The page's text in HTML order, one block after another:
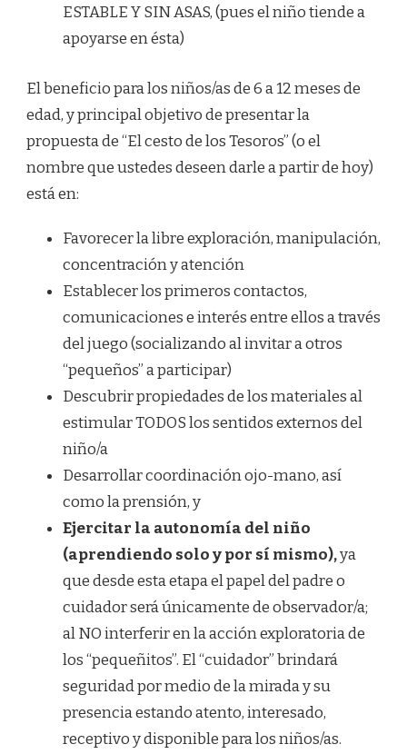
ESTABLE Y SIN ASAS, (pues el niño tiende a
apoyarse en ésta)
El beneficio para los niños/as de 6 a 12 meses de
edad, y principal objetivo de presentar la
propuesta de “El cesto de los Tesoros” (o el
nombre que ustedes deseen darle a partir de hoy)
está en:
Favorecer la libre exploración, manipulación,
concentración y atención
Establecer los primeros contactos,
comunicaciones e interés entre ellos a través
del juego (socializando al invitar a otros
“pequeños” a participar)
Descubrir propiedades de los materiales al
estimular TODOS los sentidos externos del
niño/a
Desarrollar coordinación ojo-mano, así
como la prensión, y
Ejercitar la autonomía del niño
(aprendiendo solo y por sí mismo),ya
que desde esta etapa el papel del padre o
cuidador será únicamente de observador/a;
al NO interferir en la acción exploratoria de
los “pequeñitos”. El “cuidador” brindará
seguridad por medio de la mirada y su
presencia estando atento, interesado,
receptivo y disponible para los niños/as.